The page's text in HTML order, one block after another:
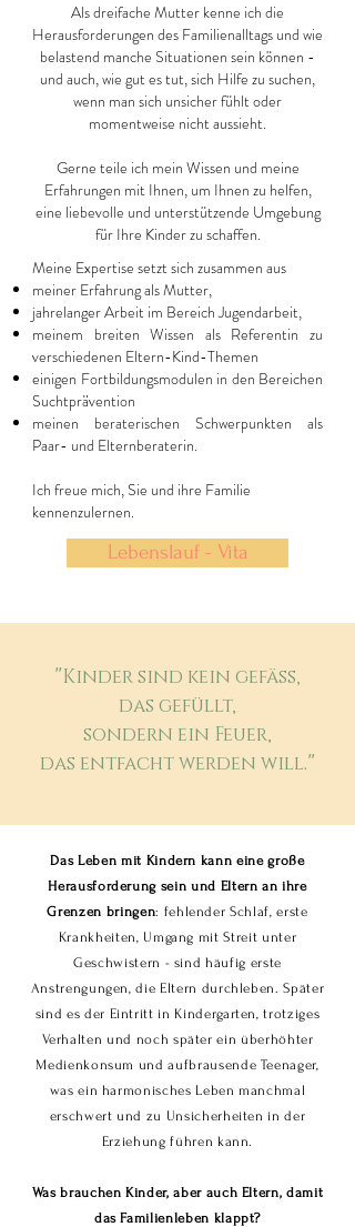
Als dreifache Mutter kenne ich die
Herausforderungen des Familienalltags und wie
belastend manche Situationen sein können -
und auch, wie gut es tut, sich Hilfe zu suchen,
wenn man sich unsicher fühlt oder
momentweise nicht aussieht.
Gerne teile ich mein Wissen und meine
Erfahrungen mit Ihnen, um Ihnen zu helfen,
eine liebevolle und unterstützende Umgebung
für Ihre Kinder zu schaffen.
Meine Expertise setzt sich zusammen aus
meiner Erfahrung als Mutter,
jahrelanger Arbeit im Bereich Jugendarbeit,
meinem breiten Wissen als Referentin zu
verschiedenen Eltern-Kind-Themen
einigen Fortbildungsmodulen in den Bereichen
Suchtprävention
meinen beraterischen Schwerpunkten als
Paar- und Elternberaterin.
Ich freue mich, Sie und ihre Familie
kennenzulernen.
Lebenslauf - Vita
"Kinder sind kein gefäss,
das gefüllt,
sondern ein Feuer,
das entfacht werden will."
Das Leben mit Kindern kann eine große
Herausforderung sein und Eltern an ihre
Grenzen bringen: fehlender Schlaf, erste
Krankheiten, Umgang mit Streit unter
Geschwistern - sind häufig erste
Anstrengungen, die Eltern durchleben. Später
sind es der Eintritt in Kindergarten, trotziges
Verhalten und noch später ein überhöhter
Medienkonsum und aufbrausende Teenager,
was ein harmonisches Leben manchmal
erschwert und zu Unsicherheiten in der
Erziehung führen kann.
Was brauchen Kinder, aber auch Eltern, damit
das Familienleben klappt?